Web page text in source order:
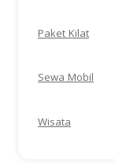
Paket Kilat
Sewa Mobil
Wisata